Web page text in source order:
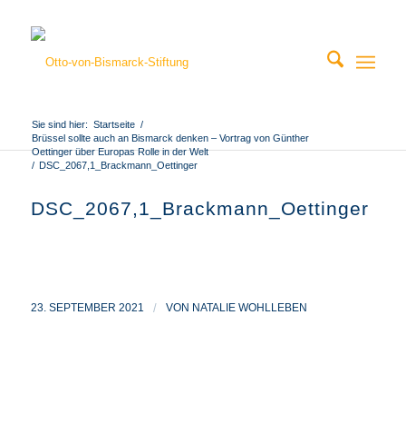
Sie sind hier: Startseite /
Brüssel sollte auch an Bismarck denken – Vortrag von Günther
Oettinger über Europas Rolle in der Welt
/ DSC_2067,1_Brackmann_Oettinger
DSC_2067,1_Brackmann_Oettinger
23. SEPTEMBER 2021 / VON NATALIE WOHLLEBEN